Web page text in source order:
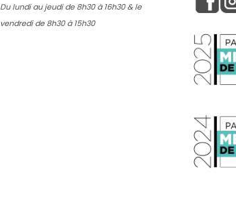
Du lundi au jeudi de 8h30 à 16h30 & le
vendredi de 8h30 à 15h30